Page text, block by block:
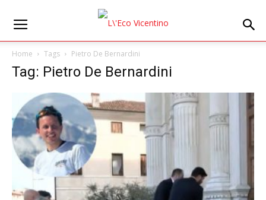
Home Tags Pietro De Bernardini
Tag: Pietro De Bernardini